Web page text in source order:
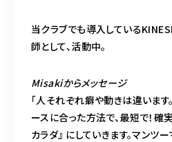
当クラブでも導入している
師として、活動中。
Misakiからメッセージ
「人それぞれ癖や動きは違いま
ースに合った方法で、最短で！確
カラダ』 にしていきます。マンツ